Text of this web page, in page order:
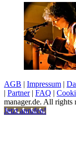
AGB | Impressum |
| Partner| FAQ |
manager.de. All rights
Jetzt anrufen!